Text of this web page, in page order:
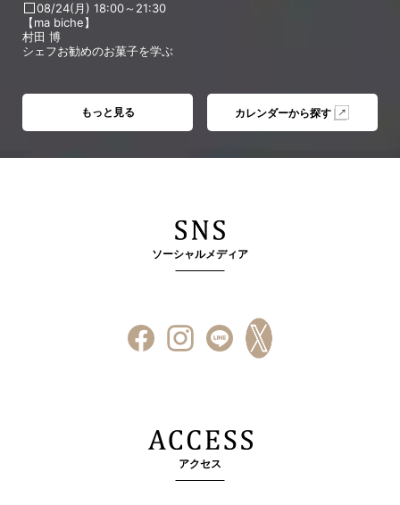
08/24(月) 18:00～21:30
【ma biche】
村田 博
シェフお勧めのお菓子を学ぶ
もっと見る カレンダーから探す
ソーシャルメディア
アクセス